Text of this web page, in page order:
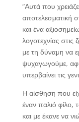
“Αυτά που
αποτελεσματική
και ένα
λογοτεχνίας στις
με τη δύναμη να
ψυχαγωγούμε,
υπερβαίνει τις
Η αίσθηση που
έναν παλιό φίλο,
και με έκανε να